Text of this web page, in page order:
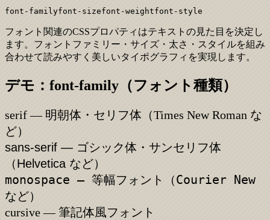
font-familyfont-sizefont-weightfont-style
フォント関連のCSSプロパティはテキストの見た目を決定し
ます。フォントファミリー・サイズ・太さ・スタイルを組み
合わせて読みやすく美しいタイポグラフィを実現します。
デモ：font-family（フォント種類）
serif — 明朝体・セリフ体（Times New Roman な
ど）
sans-serif — ゴシック体・サンセリフ体
（Helvetica など）
monospace — 等幅フォント（Courier New
など）
cursive — 筆記体風フォント